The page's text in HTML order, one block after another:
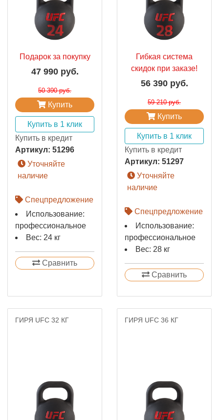
Подарок за покупку
47 990 руб.
50 390 руб.
Купить
Купить в 1 клик
Купить в кредит
Артикул: 51296
Уточняйте
наличие
Спецпредложение
Использование:
профессиональное
Вес: 24 кг
Сравнить
Гибкая система
скидок при заказе!
56 390 руб.
59 210 руб.
Купить
Купить в 1 клик
Купить в кредит
Артикул: 51297
Уточняйте
наличие
Спецпредложение
Использование:
профессиональное
Вес: 28 кг
Сравнить
ГИРЯ UFC 32 КГ ГИРЯ UFC 36 КГ